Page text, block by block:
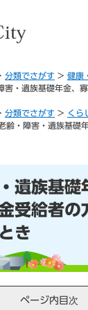
分類でさがす > 健康
害・遺族基礎年金、
分類でさがす > くら
齢・障害・遺族基礎
遺族基礎
受給者の
き
ページ内目次